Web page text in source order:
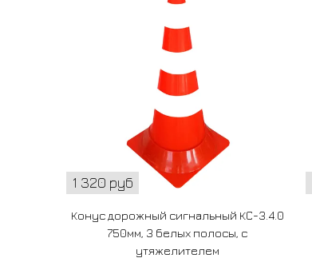
1 320 руб
Конус дорожный сигнальный КС-3.4.0
750мм, 3 белых полосы, с
утяжелителем